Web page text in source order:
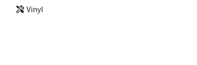
Vinyl